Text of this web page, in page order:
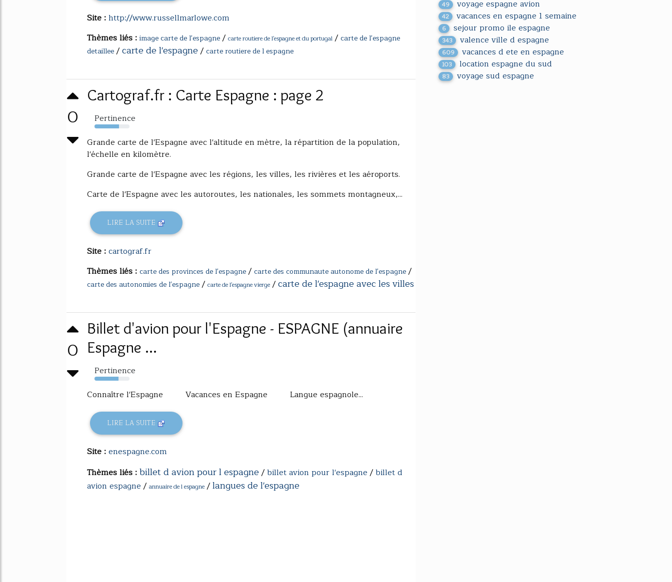
Site :http://www.russellmarlowe.com
Thèmes liés : image carte de l'espagne/ carte routiere de l'espagne et du portugal / carte de l'espagne
detaillee/carte de l'espagne/ carte routiere de l espagne
0
Cartograf.fr : Carte Espagne : page 2
Pertinence
70%
Grande carte de l'Espagne avec l'altitude en mètre, la répartition de la population,
l'échelle en kilomètre.
Grande carte de l'Espagne avec les régions, les villes, les rivières et les aéroports.
Carte de l'Espagne avec les autoroutes, les nationales, les sommets montagneux,...
LIRE LA SUITE
Site :cartograf.fr
Thèmes liés : carte des provinces de l'espagne/ carte des communaute autonome de l'espagne/
carte des autonomies de l'espagne/ carte de l'espagne vierge /carte de l'espagne avec les villes
0
Billet d'avion pour l'Espagne - ESPAGNE (annuaire
Espagne ...
Pertinence
68%
Connaître l'Espagne Vacances en Espagne Langue espagnole...
LIRE LA SUITE
Site :enespagne.com
Thèmes liés :billet d avion pour l espagne/billet avion pour l'espagne/billet d
avion espagne/ annuaire de l espagne /langues de l'espagne
49 voyage espagne avion
42 vacances en espagne 1 semaine
6 sejour promo ile espagne
343 valence ville d espagne
609 vacances d ete en espagne
103 location espagne du sud
83 voyage sud espagne